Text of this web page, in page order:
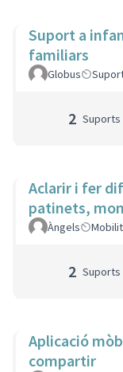
Suport a
familiars
Globus
2 Suports
Aclarir i fer
patinets,
Àngels
2 Suports
Aplicació
compartir